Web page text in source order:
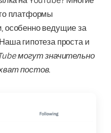
платформы
особенно ведущие за
гипотеза проста и
могут значительно
постов.